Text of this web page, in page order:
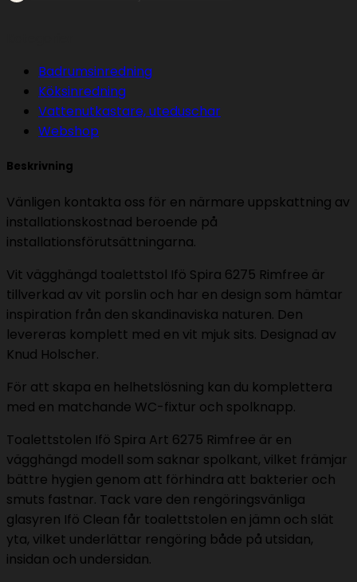
installation.
mängd
Badrumsinredning
Köksinredning
Vattenutkastare, uteduschar
Webshop
Beskrivning
Vänligen kontakta oss för en närmare uppskattning av
installationskostnad beroende på
installationsförutsättningarna.
Vit vägghängd toalettstol Ifö Spira 6275 Rimfree är
tillverkad av vit porslin och har en design som hämtar
inspiration från den skandinaviska naturen. Den
levereras komplett med en vit mjuk sits. Designad av
Knud Holscher.
För att skapa en helhetslösning kan du komplettera
med en matchande WC-fixtur och spolknapp.
Toalettstolen Ifö Spira Art 6275 Rimfree är en
vägghängd modell som saknar spolkant, vilket främjar
bättre hygien genom att förhindra att bakterier och
smuts fastnar. Tack vare den rengöringsvänliga
glasyren Ifö Clean får toalettstolen en jämn och slät
yta, vilket underlättar rengöring både på utsidan,
insidan och undersidan.